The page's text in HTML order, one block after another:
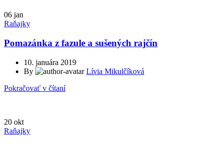
06 jan
Raňajky
Pomazánka z fazule a sušených rajčín
10. januára 2019
By
Lívia Mikulčíková
Pokračovať v čítaní
20 okt
Raňajky